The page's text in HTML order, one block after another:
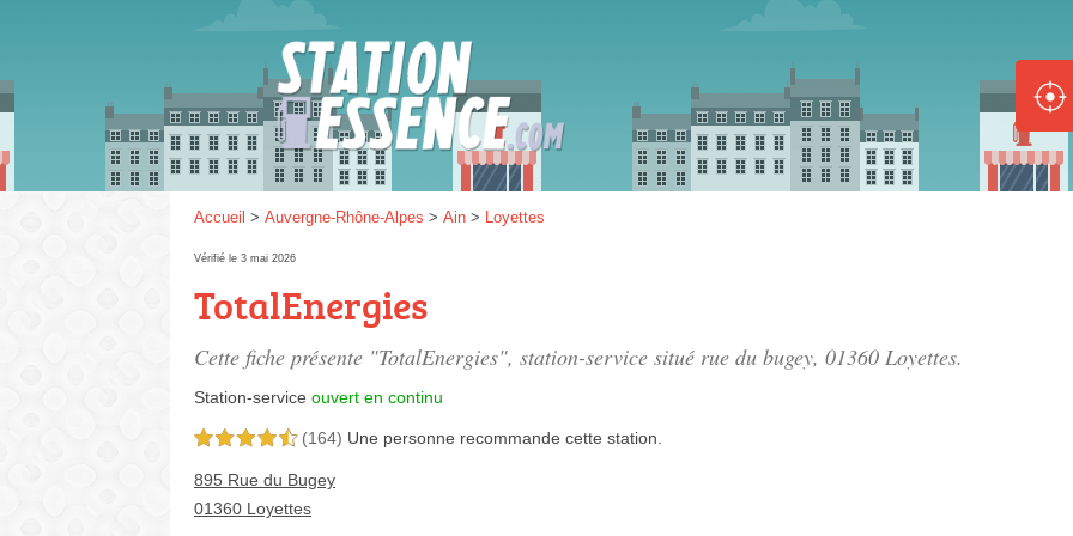
Accueil > Auvergne-Rhône-Alpes > Ain > Loyettes
Vérifié le 3 mai 2026
TotalEnergies
Cette fiche présente "TotalEnergies", station-service situé rue du bugey, 01360 Loyettes.
Station-service ouvert en continu
4,5 étoiles sur 5 (164) Une personne recommande cette station.
895 Rue du Bugey
01360 Loyettes
Gazole :
Disponible Épuisé
SP 98 :
Disponible Épuisé